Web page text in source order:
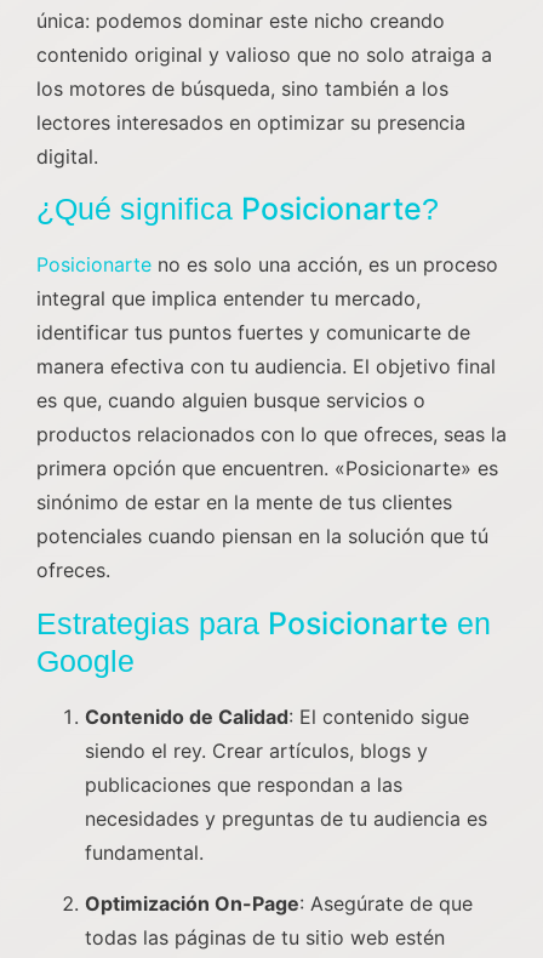
única: podemos dominar este nicho creando
contenido original y valioso que no solo atraiga a
los motores de búsqueda, sino también a los
lectores interesados en optimizar su presencia
digital.
¿Qué significa Posicionarte?
Posicionarte no es solo una acción, es un proceso
integral que implica entender tu mercado,
identificar tus puntos fuertes y comunicarte de
manera efectiva con tu audiencia. El objetivo final
es que, cuando alguien busque servicios o
productos relacionados con lo que ofreces, seas la
primera opción que encuentren. «Posicionarte» es
sinónimo de estar en la mente de tus clientes
potenciales cuando piensan en la solución que tú
ofreces.
Estrategias para Posicionarte en
Google
Contenido de Calidad: El contenido sigue
siendo el rey. Crear artículos, blogs y
publicaciones que respondan a las
necesidades y preguntas de tu audiencia es
fundamental.
Optimización On-Page: Asegúrate de que
todas las páginas de tu sitio web estén